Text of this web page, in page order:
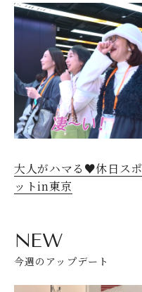
大人がハマる♥休日スポ
ットin東京
NEW
今週のアップデート